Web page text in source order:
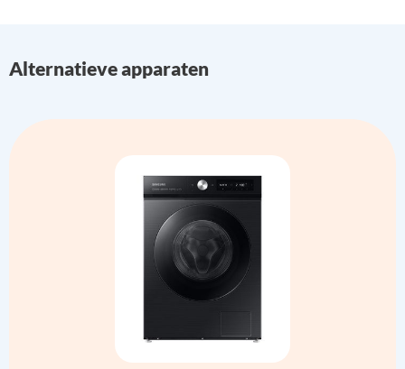
Alternatieve apparaten